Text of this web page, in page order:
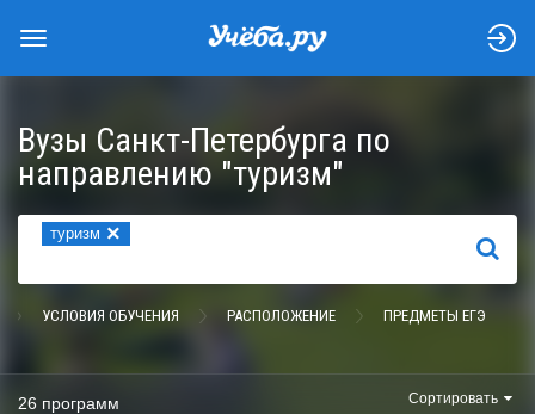
Вузы Санкт-Петербурга по
направлению "туризм"
туризм ×
НАЙТИ
УСЛОВИЯ ОБУЧЕНИЯ РАСПОЛОЖЕНИЕ ПРЕДМЕТЫ ЕГЭ
26 программ Сортировать